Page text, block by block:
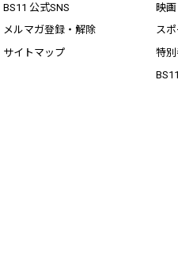
BS11 公式SNS
メルマガ登録・解除
サイトマップ
映画
ス
特別